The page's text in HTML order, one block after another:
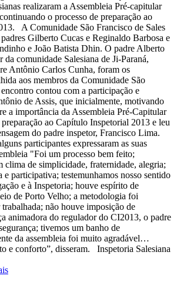
realizaram a Assembleia Pré-capitular
o processo de preparação ao
A Comunidade São Francisco de Sales
Gilberto Cucas e Reginaldo Barbosa e
e João Batista Dhin. O padre Alberto
comunidade Salesiana de Ji-Paraná,
Antônio Carlos Cunha, foram os
aos membros da Comunidade São
contou com a participação e
de Assis, que inicialmente, motivando
a importância da Assembleia Pré-Capitular
ao Capítulo Inspetorial 2013 e leu
do padre inspetor, Francisco Lima.
participantes expressaram as suas
"Foi um processo bem feito;
clima de simplicidade, fraternidade, alegria;
e participativa; testemunhamos nosso sentido
e à Inspetoria; houve espírito de
de Porto Velho; a metodologia foi
não houve imposição de
animadora do regulador do CI2013, o padre
tivemos um banho de
da assembleia foi muito agradável…
e conforto”, disseram. Inspetoria Salesiana